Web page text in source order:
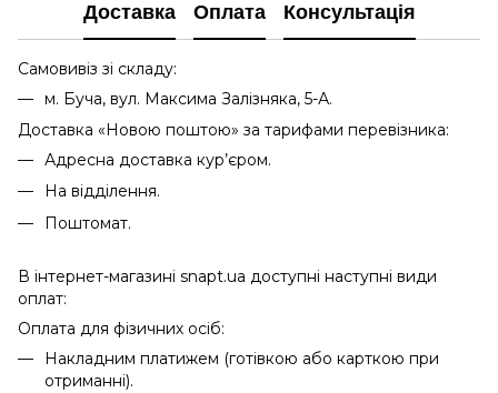
Доставка Оплата Консультація
Самовивіз зі складу:
м. Буча, вул. Максима Залізняка, 5-А.
Доставка «Новою поштою» за тарифами перевізника:
Адресна доставка кур’єром.
На відділення.
Поштомат.
В інтернет-магазині snapt.ua доступні наступні види
оплат:
Оплата для фізичних осіб:
Накладним платижем (готівкою або карткою при
отриманні).